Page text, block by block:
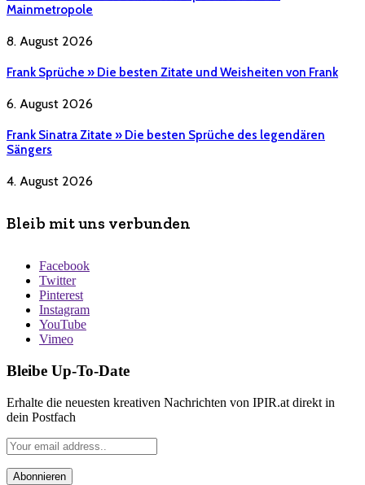
Mainmetropole
8. August 2026
Frank Sprüche » Die besten Zitate und Weisheiten von Frank
6. August 2026
Frank Sinatra Zitate » Die besten Sprüche des legendären
Sängers
4. August 2026
Bleib mit uns verbunden
Facebook
Twitter
Pinterest
Instagram
YouTube
Vimeo
Bleibe Up-To-Date
Erhalte die neuesten kreativen Nachrichten von IPIR.at direkt in
dein Postfach